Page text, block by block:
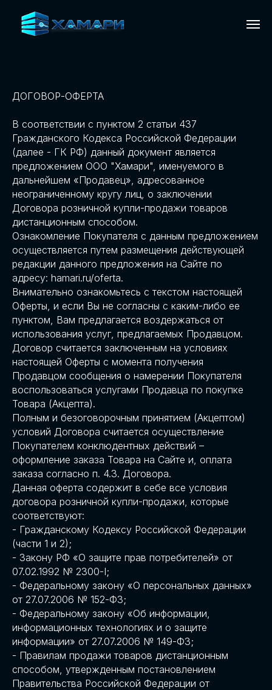
Главная
ДОГОВОР-ОФЕРТА
В соответствии с пунктом 2 статьи 437
Гражданского Кодекса Российской Федерации
(далее - ГК РФ) данный документ является
предложением ООО "Хамари", именуемого в
дальнейшем «Продавец», адресованное
неограниченному кругу лиц, о заключении
Договора розничной купли-продажи товаров
дистанционным способом.
Ознакомление Покупателя с данным предложением
осуществляется путем размещения действующей
редакции данного предложения на Сайте по
адресу: hamari.ru/oferta.
Внимательно ознакомьтесь с текстом настоящей
Оферты, и если Вы не согласны с каким-либо ее
пунктом, Вам предлагается воздержаться от
использования услуг, предлагаемых Продавцом.
Договор считается заключенным на условиях
настоящей Оферты с момента получения
Продавцом сообщения о намерении Покупателя
воспользоваться услугами Продавца по покупке
Товара (Акцепта).
Полным и безоговорочным принятием (Акцептом)
условий Договора считается осуществление
Покупателем конклюдентных действий –
оформление заказа Товара на Сайте и, оплата
заказа согласно п. 4.3. Договора.
Данная оферта содержит в себе все условия
договора розничной купли-продажи, которые
соответствуют:
- Гражданскому Кодексу Российской Федерации
(части 1 и 2);
- Закону РФ «О защите прав потребителей» от
07.02.1992 № 2300-I;
- Федеральному закону «О персональных данных»
от 27.07.2006 № 152-ФЗ;
- Федеральному закону «Об информации,
информационных технологиях и о защите
информации» от 27.07.2006 № 149-ФЗ;
- Правилам продажи товаров дистанционным
способом, утвержденным постановлением
Правительства Российской Федерации от